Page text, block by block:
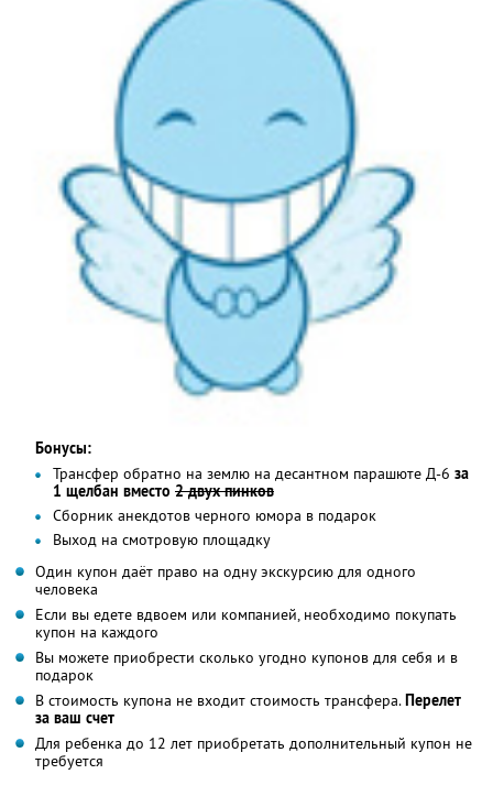
Бонусы:
Трансфер обратно на землю на десантном парашюте Д-6 за
1 щелбан вместо 2 двух пинков
Сборник анекдотов черного юмора в подарок
Выход на смотровую площадку
Один купон даёт право на одну экскурсию для одного
человека
Если вы едете вдвоем или компанией, необходимо покупать
купон на каждого
Вы можете приобрести сколько угодно купонов для себя и в
подарок
В стоимость купона не входит стоимость трансфера.Перелет
за ваш счет
Для ребенка до 12 лет приобретать дополнительный купон не
требуется